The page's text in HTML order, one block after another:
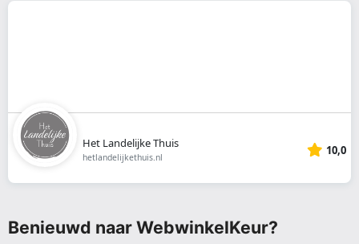
Het Landelijke Thuis
hetlandelijkethuis.nl 10,0
Benieuwd naar WebwinkelKeur?